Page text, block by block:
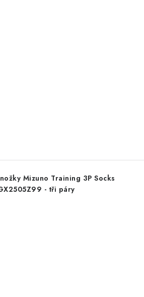
Mizuno Training 3P Socks
- tři páry